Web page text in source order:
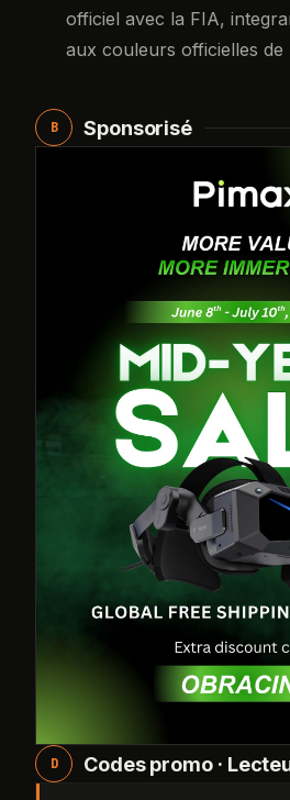
officiel avec la FIA,
aux couleurs officielles de
B Sponsorisé
D Codes promo ·